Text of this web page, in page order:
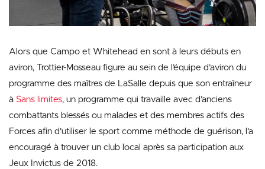
Alors que Campo et Whitehead en sont à leurs débuts en
aviron, Trottier-Mosseau figure au sein de l’équipe d’aviron du
programme des maîtres de LaSalle depuis que son entraîneur
à Sans limites, un programme qui travaille avec d’anciens
combattants blessés ou malades et des membres actifs des
Forces afin d’utiliser le sport comme méthode de guérison, l’a
encouragé à trouver un club local après sa participation aux
Jeux Invictus de 2018.